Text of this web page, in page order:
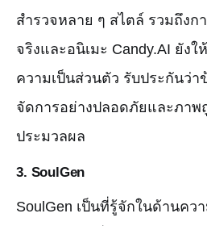
สำรวจหลาย ๆ สไตล์ รวมถึงก
จริงและอนิเมะ Candy.AI ยัง
ความเป็นส่วนตัว รับประกันว่า
จัดการอย่างปลอดภัยและภาพ
ประมวลผล
3. SoulGen
SoulGen เป็นที่รู้จักในด้านคว